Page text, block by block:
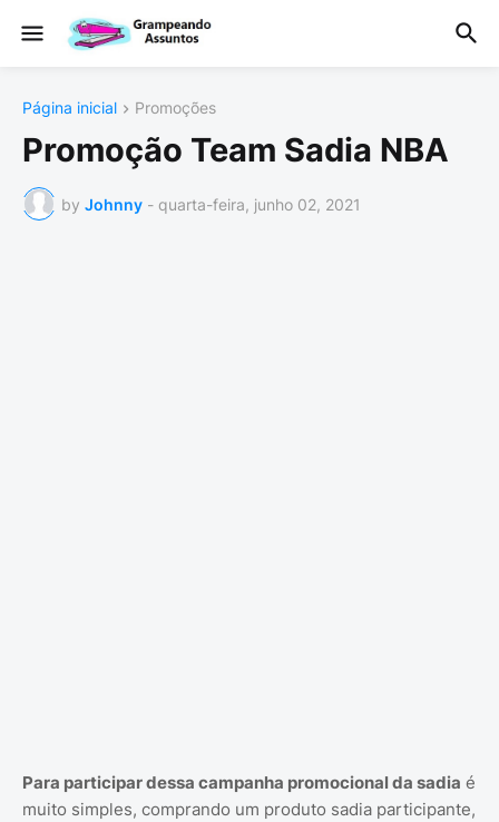
Página inicial Promoções
Promoção Team Sadia NBA
by Johnny - quarta-feira, junho 02, 2021
Para participar dessa campanha promocional da sadia é
muito simples, comprando um produto sadia participante,